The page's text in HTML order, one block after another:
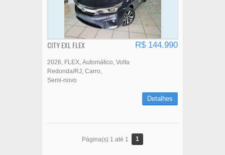
CITY EXL FLEX R$ 144.990
2026 FLEX Automático Volta
Redonda/RJ Carro
Semi-novo
Detalhes
Página(s) 1 até 1 1